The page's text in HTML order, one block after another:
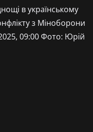
в українському
з Міноборони
09:00 Фото: Юрій